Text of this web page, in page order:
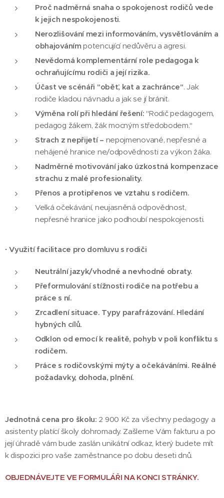
Proč nadměrná snaha o spokojenost rodičů vede
k jejich nespokojenosti.
Nerozlišování mezi informováním, vysvětlováním a
obhajovánímpotencující nedůvěru a agresi.
Nevědomá komplementární role pedagoga k
ochraňujícímu rodiči a její rizika.
Účast ve scénáři "oběť, kat a zachránce". Jak
rodiče kladou návnadu a jak se jí bránit.
Výměna rolí při hledání řešení: "Rodič pedagogem,
pedagog žákem, žák mocným středobodem."
Strach z nepřijetí – nepojmenované, nepřesné a
nehájené hranice ne/odpovědnosti za výkon žáka.
Nadměrné motivování jako úzkostná kompenzace
strachu z malé profesionality.
Přenos a protipřenos ve vztahu s rodičem.
Velká očekávání, neujasněná odpovědnost,
nepřesné hranice jako podhoubí nespokojenosti.
·Využití facilitace pro domluvu s rodiči
Neutrální jazyk/vhodné a nevhodné obraty.
Přeformulování stížnosti rodiče na potřebu a
práce s ní.
Zrcadlení situace. Typy parafrázování. Hledání
hybných cílů.
Odklon od emocí k realitě, pohyb v poli konfliktu s
rodičem.
Práce s rodičovskými mýty a očekáváními. Reálné
požadavky, dohoda, plnění.
Jednotná cena pro školu: 2 900 Kč za všechny pedagogy a
asistenty platící školy dohromady. Zašleme Vám fakturu a po
její úhradě vám bude zaslán unikátní odkaz, který budete mít
k dispozici pro vaše zaměstnance po dobu deseti dnů.
OBJEDNÁVEJTE VE FORMULÁŘI NA KONCI STRÁNKY.